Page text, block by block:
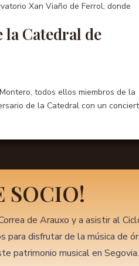
Xan Viaño de Ferrol, donde
Catedral de
todos ellos miembros de la
de la Catedral con un
SOCIO!
de Arauxo y a asistir al
para disfrutar de la música de
patrimonio musical en Segovia.